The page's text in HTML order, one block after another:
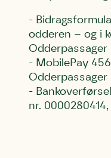
-
odderen – og i
Odderpassager
- MobilePay
Odderpassager
-
nr.
Hjørring
Linie 2
Endelig er
hjem for
mest
eller
den.
Andet punkt
Humlebier